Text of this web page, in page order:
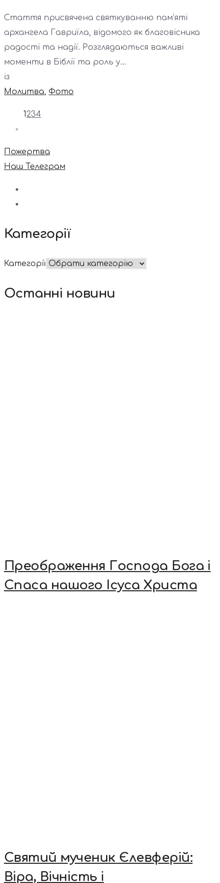
Стаття присвячена святкуванню пам’яті
архангела Гавриїла, відомого як благовісника
радості та надії. Розглядаються важливі
моменти в Біблії та роль у...
із
Молитва, Фото
1234
Пожертва
Наш Телеграм
Категорії
Категорії
Останні новини
Преображення Господа Бога і
Спаса нашого Ісуса Христа
Святий мученик Єлевферій:
Віра, Вічність і